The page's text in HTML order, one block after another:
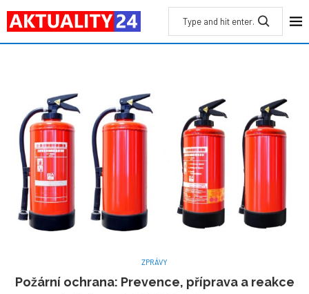
ZPRÁVY
Požární ochrana: Prevence, příprava a reakce